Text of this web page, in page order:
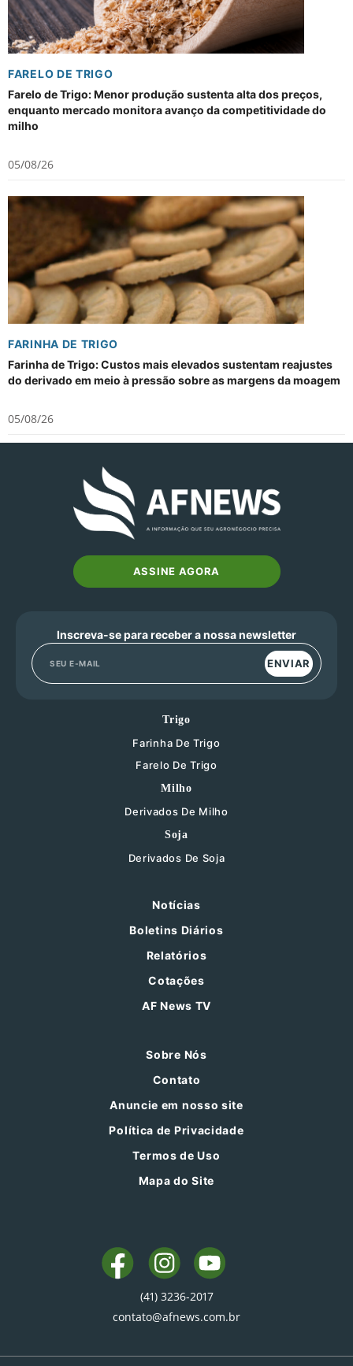
FARELO DE TRIGO
Farelo de Trigo: Menor produção sustenta alta dos preços,
enquanto mercado monitora avanço da competitividade do
milho
05/08/26
FARINHA DE TRIGO
Farinha de Trigo: Custos mais elevados sustentam reajustes
do derivado em meio à pressão sobre as margens da moagem
05/08/26
ASSINE AGORA
Inscreva-se para receber a nossa newsletter
ENVIAR
Trigo
Farinha De Trigo
Farelo De Trigo
Milho
Derivados De Milho
Soja
Derivados De Soja
Notícias
Boletins Diários
Relatórios
Cotações
AF News TV
Sobre Nós
Contato
Anuncie em nosso site
Política de Privacidade
Termos de Uso
Mapa do Site
(41) 3236-2017
contato@afnews.com.br